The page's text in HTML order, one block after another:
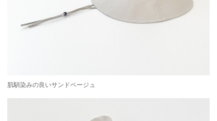
肌馴染みの良いサンドベージュ